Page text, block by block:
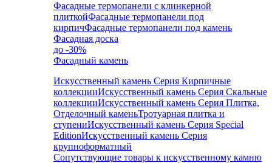
Фасадные термопанели с клинкерной
плиткойФасадные термопанели под
кирпичФасадные термопанели под камень
Фасадная доска
до -30%
Фасадный камень
Искусственный камень Серия Кирпичные
коллекцииИскусственный камень Серия Скальные
коллекцииИскусственный камень Серия Плитка,
Отделочный каменьТротуарная плитка и
ступениИскусственный камень Серия Special
EditionИскусственный камень Серия
крупноформатный
Сопутствующие товары к искусственному камню